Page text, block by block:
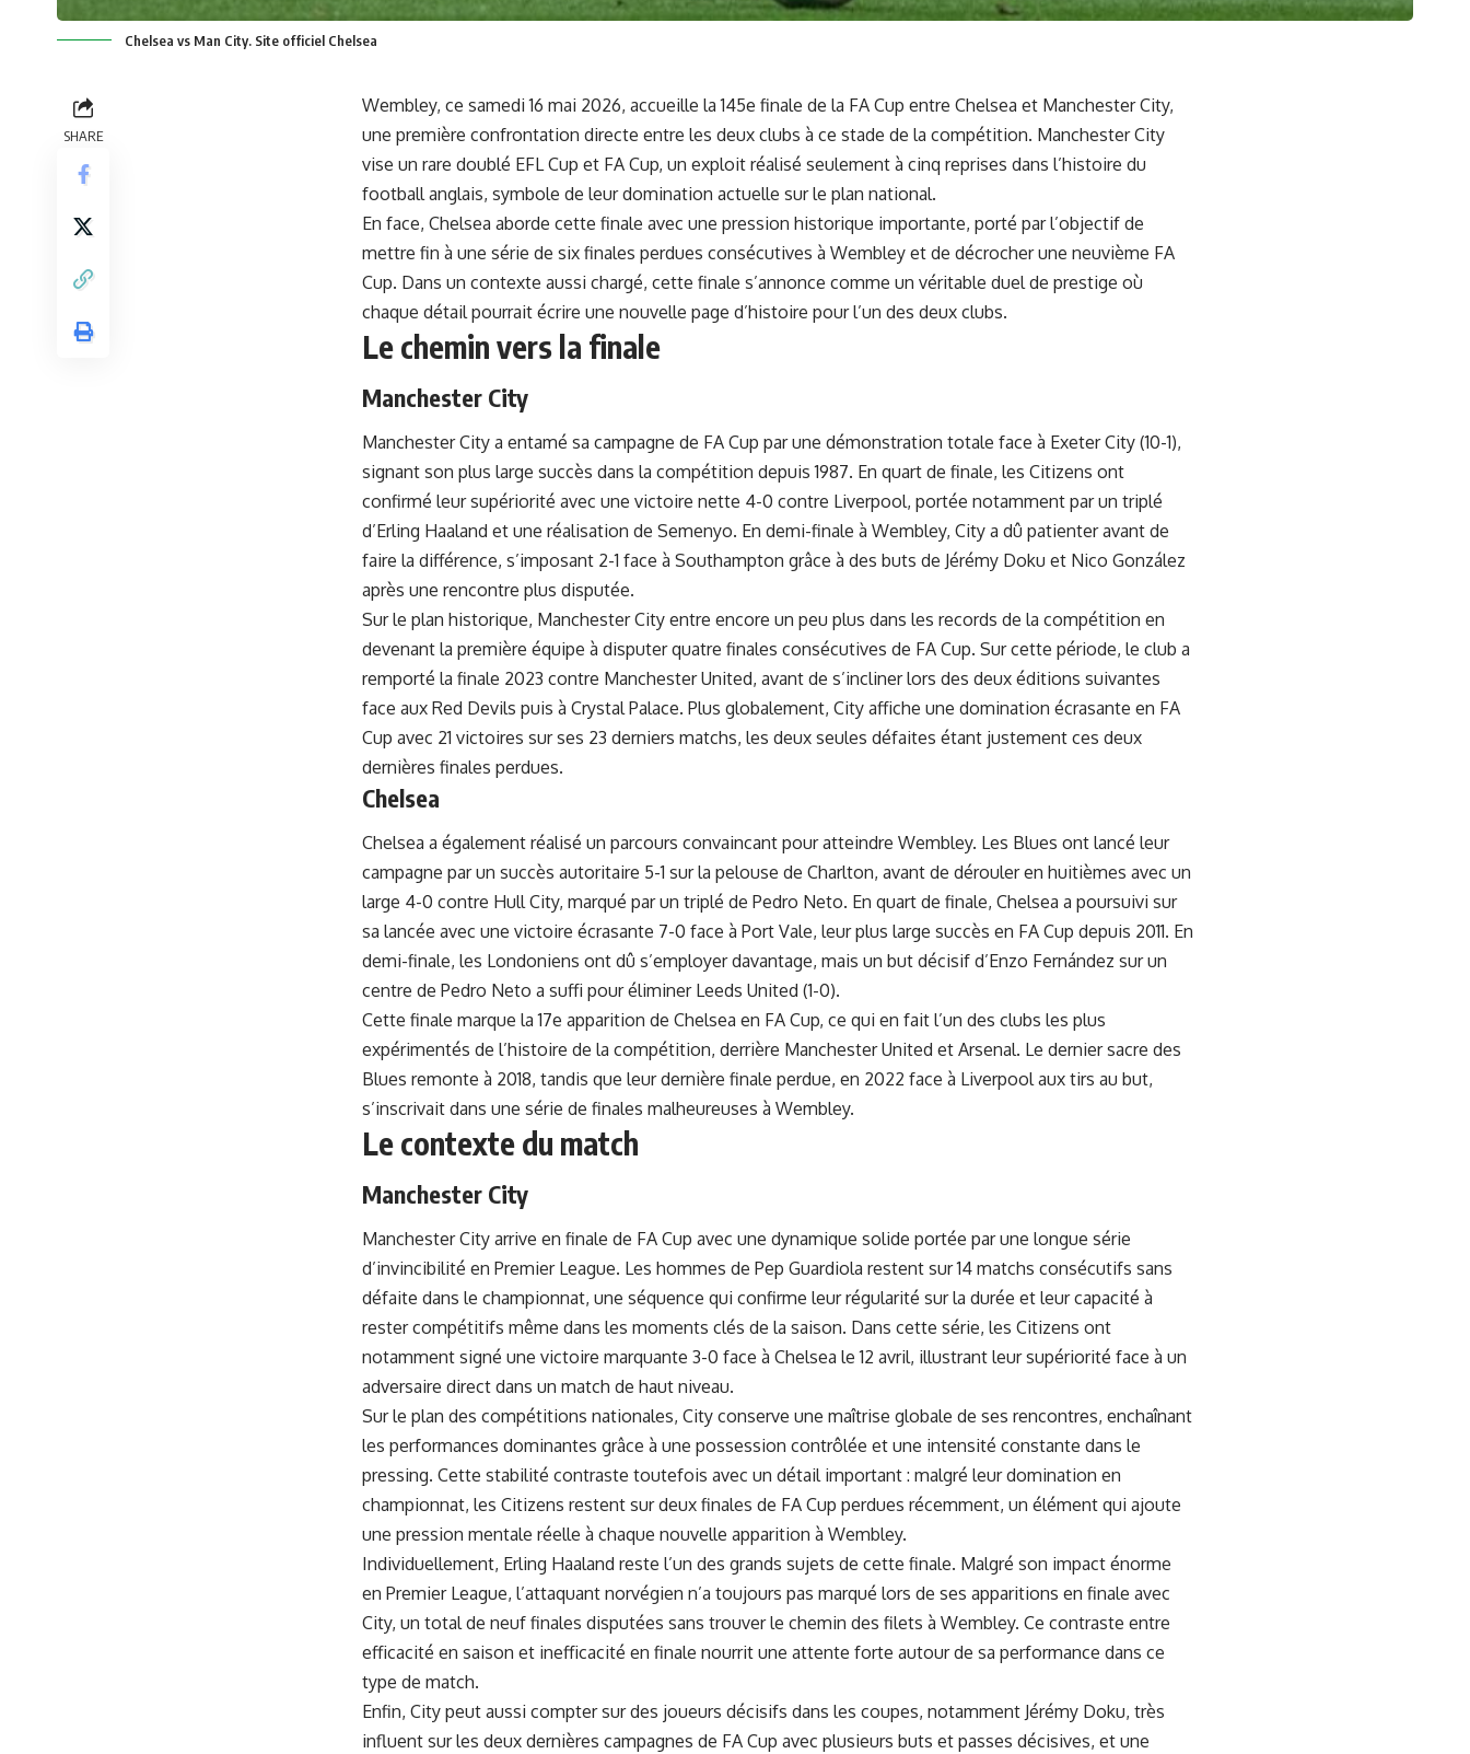
Chelsea vs Man City. Site officiel Chelsea
SHARE
Wembley, ce samedi 16 mai 2026, accueille la 145e finale de la FA Cup entre Chelsea et Manchester City,
une première confrontation directe entre les deux clubs à ce stade de la compétition. Manchester City
vise un rare doublé EFL Cup et FA Cup, un exploit réalisé seulement à cinq reprises dans l’histoire du
football anglais, symbole de leur domination actuelle sur le plan national.
En face, Chelsea aborde cette finale avec une pression historique importante, porté par l’objectif de
mettre fin à une série de six finales perdues consécutives à Wembley et de décrocher une neuvième FA
Cup. Dans un contexte aussi chargé, cette finale s’annonce comme un véritable duel de prestige où
chaque détail pourrait écrire une nouvelle page d’histoire pour l’un des deux clubs.
Le chemin vers la finale
Manchester City
Manchester City a entamé sa campagne de FA Cup par une démonstration totale face à Exeter City (10-1),
signant son plus large succès dans la compétition depuis 1987. En quart de finale, les Citizens ont
confirmé leur supériorité avec une victoire nette 4-0 contre Liverpool, portée notamment par un triplé
d’Erling Haaland et une réalisation de Semenyo. En demi-finale à Wembley, City a dû patienter avant de
faire la différence, s’imposant 2-1 face à Southampton grâce à des buts de Jérémy Doku et Nico González
après une rencontre plus disputée.
Sur le plan historique, Manchester City entre encore un peu plus dans les records de la compétition en
devenant la première équipe à disputer quatre finales consécutives de FA Cup. Sur cette période, le club a
remporté la finale 2023 contre Manchester United, avant de s’incliner lors des deux éditions suivantes
face aux Red Devils puis à Crystal Palace. Plus globalement, City affiche une domination écrasante en FA
Cup avec 21 victoires sur ses 23 derniers matchs, les deux seules défaites étant justement ces deux
dernières finales perdues.
Chelsea
Chelsea a également réalisé un parcours convaincant pour atteindre Wembley. Les Blues ont lancé leur
campagne par un succès autoritaire 5-1 sur la pelouse de Charlton, avant de dérouler en huitièmes avec un
large 4-0 contre Hull City, marqué par un triplé de Pedro Neto. En quart de finale, Chelsea a poursuivi sur
sa lancée avec une victoire écrasante 7-0 face à Port Vale, leur plus large succès en FA Cup depuis 2011. En
demi-finale, les Londoniens ont dû s’employer davantage, mais un but décisif d’Enzo Fernández sur un
centre de Pedro Neto a suffi pour éliminer Leeds United (1-0).
Cette finale marque la 17e apparition de Chelsea en FA Cup, ce qui en fait l’un des clubs les plus
expérimentés de l’histoire de la compétition, derrière Manchester United et Arsenal. Le dernier sacre des
Blues remonte à 2018, tandis que leur dernière finale perdue, en 2022 face à Liverpool aux tirs au but,
s’inscrivait dans une série de finales malheureuses à Wembley.
Le contexte du match
Manchester City
Manchester City arrive en finale de FA Cup avec une dynamique solide portée par une longue série
d’invincibilité en Premier League. Les hommes de Pep Guardiola restent sur 14 matchs consécutifs sans
défaite dans le championnat, une séquence qui confirme leur régularité sur la durée et leur capacité à
rester compétitifs même dans les moments clés de la saison. Dans cette série, les Citizens ont
notamment signé une victoire marquante 3-0 face à Chelsea le 12 avril, illustrant leur supériorité face à un
adversaire direct dans un match de haut niveau.
Sur le plan des compétitions nationales, City conserve une maîtrise globale de ses rencontres, enchaînant
les performances dominantes grâce à une possession contrôlée et une intensité constante dans le
pressing. Cette stabilité contraste toutefois avec un détail important : malgré leur domination en
championnat, les Citizens restent sur deux finales de FA Cup perdues récemment, un élément qui ajoute
une pression mentale réelle à chaque nouvelle apparition à Wembley.
Individuellement, Erling Haaland reste l’un des grands sujets de cette finale. Malgré son impact énorme
en Premier League, l’attaquant norvégien n’a toujours pas marqué lors de ses apparitions en finale avec
City, un total de neuf finales disputées sans trouver le chemin des filets à Wembley. Ce contraste entre
efficacité en saison et inefficacité en finale nourrit une attente forte autour de sa performance dans ce
type de match.
Enfin, City peut aussi compter sur des joueurs décisifs dans les coupes, notamment Jérémy Doku, très
influent sur les deux dernières campagnes de FA Cup avec plusieurs buts et passes décisives, et une